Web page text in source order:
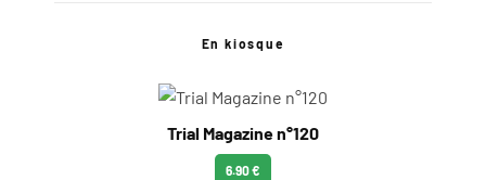
En kiosque
Trial Magazine n°120
6.90 €